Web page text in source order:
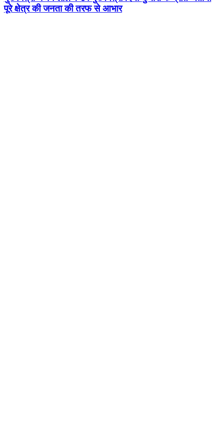
पूरे क्षेत्र की जनता की तरफ से आभार